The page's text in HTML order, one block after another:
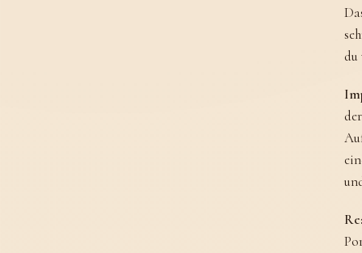
du